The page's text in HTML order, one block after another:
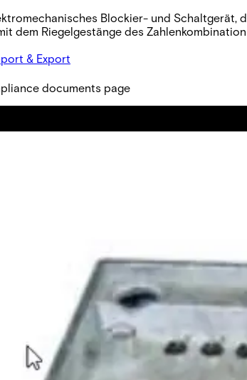
Blockier- und Schaltgerät,
dem Riegelgestänge des
& Export
documents page